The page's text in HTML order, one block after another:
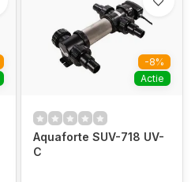
-8%
Actie
Aquaforte SUV-718 UV-
C